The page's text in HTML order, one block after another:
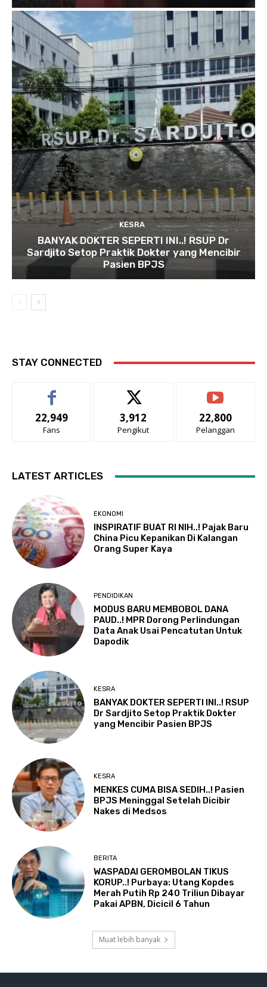
KESRA
BANYAK DOKTER SEPERTI INI..! RSUP Dr
Sardjito Setop Praktik Dokter yang Mencibir
Pasien BPJS
STAY CONNECTED
22,949
Fans
3,912
Pengikut
22,800
Pelanggan
LATEST ARTICLES
EKONOMI
INSPIRATIF BUAT RI NIH..! Pajak Baru
China Picu Kepanikan Di Kalangan
Orang Super Kaya
PENDIDIKAN
MODUS BARU MEMBOBOL DANA
PAUD..! MPR Dorong Perlindungan
Data Anak Usai Pencatutan Untuk
Dapodik
KESRA
BANYAK DOKTER SEPERTI INI..! RSUP
Dr Sardjito Setop Praktik Dokter
yang Mencibir Pasien BPJS
KESRA
MENKES CUMA BISA SEDIH..! Pasien
BPJS Meninggal Setelah Dicibir
Nakes di Medsos
BERITA
WASPADAI GEROMBOLAN TIKUS
KORUP..! Purbaya: Utang Kopdes
Merah Putih Rp 240 Triliun Dibayar
Pakai APBN, Dicicil 6 Tahun
Muat lebih banyak